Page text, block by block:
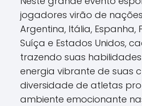
jogadores virão de
Argentina, Itália, Espanha,
Suíça e Estados Unidos,
trazendo suas
energia vibrante de suas
diversidade de atletas
ambiente emocionante